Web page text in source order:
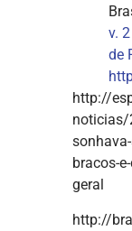
v.
de
http://
bracos-
geral
http://